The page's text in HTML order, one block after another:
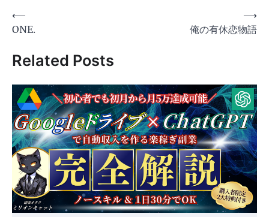
投
稿
ナ
ビ
ゲ
ー
シ
ョ
ン
⟵
ONE.
俺の有休恋物語
⟶
Related Posts